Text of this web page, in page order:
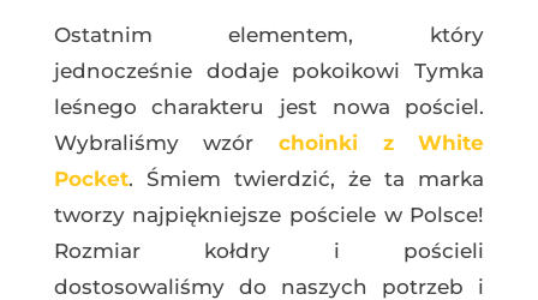
Ostatnim elementem, który
jednocześnie dodaje pokoikowi Tymka
leśnego charakteru jest nowa pościel.
Wybraliśmy wzór choinki z White
Pocket. Śmiem twierdzić, że ta marka
tworzy najpiękniejsze pościele w Polsce!
Rozmiar kołdry i pościeli
dostosowaliśmy do naszych potrzeb i